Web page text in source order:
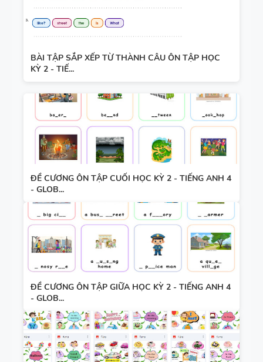
BÀI TẬP SẮP XẾP TỪ THÀNH CÂU ÔN TẬP HỌC
KỲ 2 - TIẾ...
ĐỀ CƯƠNG ÔN TẬP CUỐI HỌC KỲ 2 - TIẾNG ANH 4
- GLOB...
ĐỀ CƯƠNG ÔN TẬP GIỮA HỌC KỲ 2 - TIẾNG ANH 4
- GLOB...